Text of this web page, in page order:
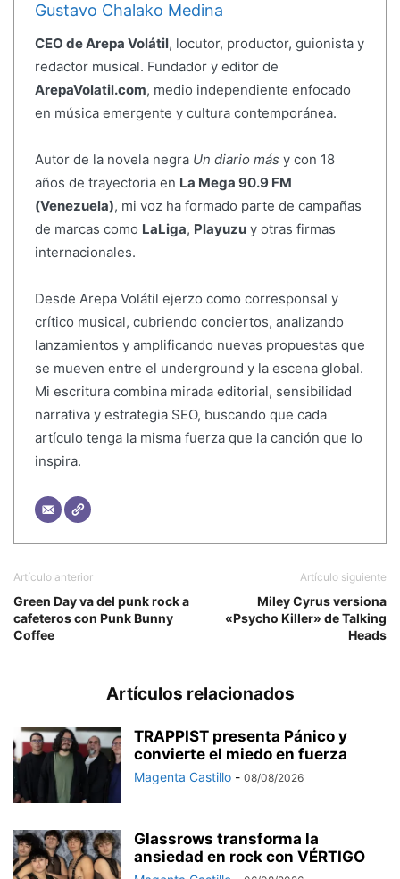
Gustavo Chalako Medina
CEO de Arepa Volátil, locutor, productor, guionista y
redactor musical. Fundador y editor de
ArepaVolatil.com, medio independiente enfocado
en música emergente y cultura contemporánea.
Autor de la novela negra Un diario más y con 18
años de trayectoria en La Mega 90.9 FM
(Venezuela), mi voz ha formado parte de campañas
de marcas como LaLiga, Playuzuy otras firmas
internacionales.
Desde Arepa Volátil ejerzo como corresponsal y
crítico musical, cubriendo conciertos, analizando
lanzamientos y amplificando nuevas propuestas que
se mueven entre el underground y la escena global.
Mi escritura combina mirada editorial, sensibilidad
narrativa y estrategia SEO, buscando que cada
artículo tenga la misma fuerza que la canción que lo
inspira.
Artículo anterior
Green Day va del punk rock a
cafeteros con Punk Bunny
Coffee
Artículo siguiente
Miley Cyrus versiona
«Psycho Killer» de Talking
Heads
Artículos relacionados
TRAPPIST presenta Pánico y
convierte el miedo en fuerza
Magenta Castillo - 08/08/2026
Glassrows transforma la
ansiedad en rock con VÉRTIGO